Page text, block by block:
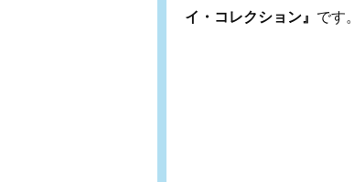
イ・コレクション』 です。